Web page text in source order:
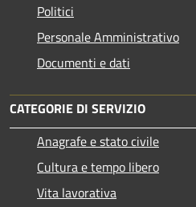
Politici
Personale Amministrativo
Documenti e dati
CATEGORIE DI SERVIZIO
Anagrafe e stato civile
Cultura e tempo libero
Vita lavorativa